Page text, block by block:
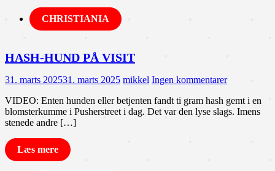
CHRISTIANIA
HASH-HUND PÅ VISIT
31. marts 202531. marts 2025 mikkel Ingen kommentarer
VIDEO: Enten hunden eller betjenten fandt ti gram hash gemt i en
blomsterkumme i Pusherstreet i dag. Det var den lyse slags. Imens
stenede andre […]
Læs mere